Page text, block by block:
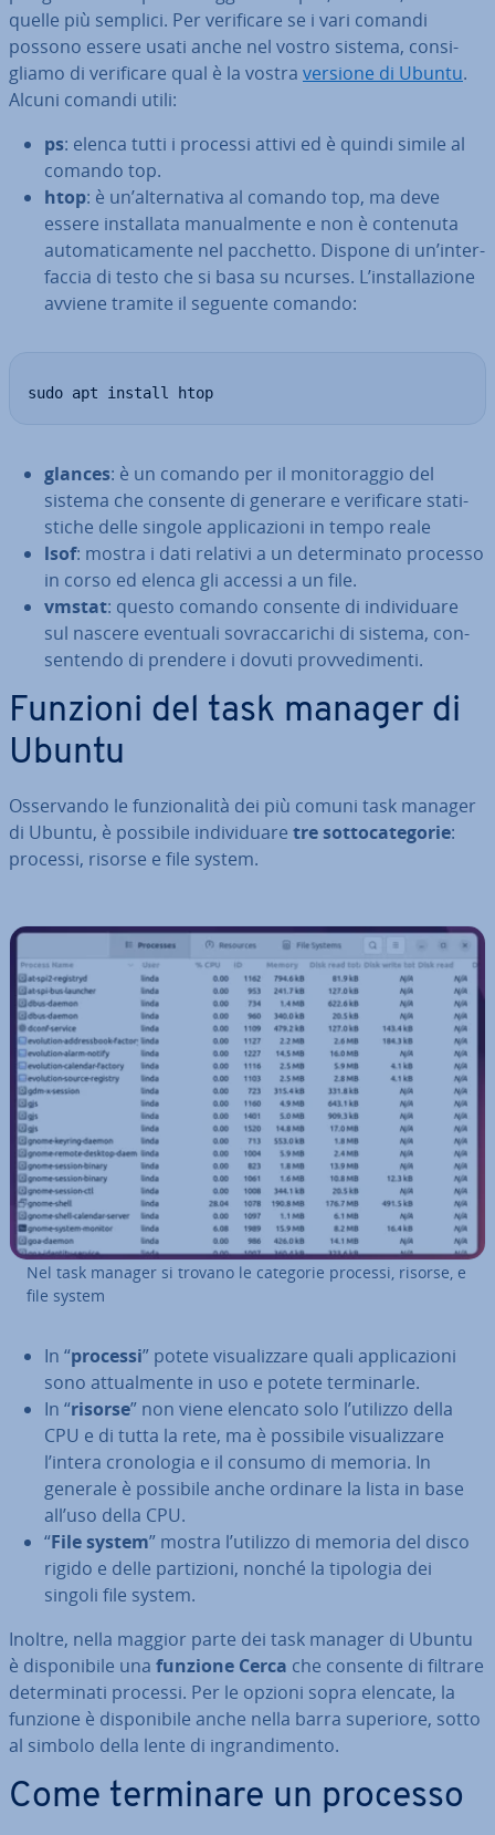
quelle più semplici. Per ve­ri­fi­ca­re se i vari comandi
possono essere usati anche nel vostro sistema, con­si­
glia­mo di ve­ri­fi­ca­re qual è la vostra versione di Ubuntu.
Alcuni comandi utili:
ps: elenca tutti i processi attivi ed è quindi simile al
comando top.
htop: è un’al­ter­na­ti­va al comando top, ma deve
essere in­stal­la­ta ma­nual­men­te e non è contenuta
au­to­ma­ti­ca­men­te nel pacchetto. Dispone di un’in­ter­
fac­cia di testo che si basa su ncurses. L’in­stal­la­zio­ne
avviene tramite il seguente comando:
sudo apt install htop
glances: è un comando per il mo­ni­to­rag­gio del
sistema che consente di generare e ve­ri­fi­ca­re sta­ti­
sti­che delle singole ap­pli­ca­zio­ni in tempo reale
lsof: mostra i dati relativi a un de­ter­mi­na­to processo
in corso ed elenca gli accessi a un file.
vmstat: questo comando consente di in­di­vi­dua­re
sul nascere eventuali so­vrac­ca­ri­chi di sistema, con­
sen­ten­do di prendere i dovuti prov­ve­di­men­ti.
Funzioni del task manager di
Ubuntu
Os­ser­van­do le fun­zio­na­li­tà dei più comuni task manager
di Ubuntu, è possibile in­di­vi­dua­re tre sot­to­ca­te­go­rie:
processi, risorse e file system.
Nel task manager si trovano le categorie processi, risorse, e
file system
In “processi” potete vi­sua­liz­za­re quali ap­pli­ca­zio­ni
sono at­tual­men­te in uso e potete ter­mi­nar­le.
In “risorse” non viene elencato solo l’utilizzo della
CPU e di tutta la rete, ma è possibile vi­sua­liz­za­re
l’intera cro­no­lo­gia e il consumo di memoria. In
generale è possibile anche ordinare la lista in base
all’uso della CPU.
“File system” mostra l’utilizzo di memoria del disco
rigido e delle par­ti­zio­ni, nonché la tipologia dei
singoli file system.
Inoltre, nella maggior parte dei task manager di Ubuntu
è di­spo­ni­bi­le una funzione Cerca che consente di filtrare
de­ter­mi­na­ti processi. Per le opzioni sopra elencate, la
funzione è di­spo­ni­bi­le anche nella barra superiore, sotto
al simbolo della lente di in­gran­di­men­to.
Come terminare un processo